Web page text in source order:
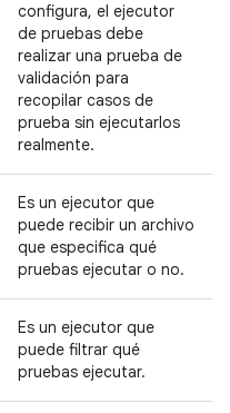
configura, el ejecutor
de pruebas debe
realizar una prueba de
validación para
recopilar casos de
prueba sin ejecutarlos
realmente.
Es un ejecutor que
puede recibir un archivo
que especifica qué
pruebas ejecutar o no.
Es un ejecutor que
puede filtrar qué
pruebas ejecutar.